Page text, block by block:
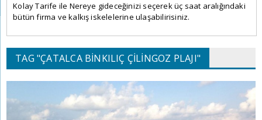
Kolay Tarife ile Nereye gideceğinizi seçerek üç saat aralığındaki
bütün firma ve kalkış iskelelerine ulaşabilirisiniz.
TAG "ÇATALCA BINKILIÇ ÇILINGOZ PLAJI"